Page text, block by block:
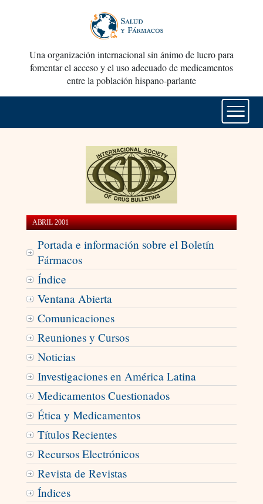
Una organización internacional sin ánimo de lucro para
fomentar el acceso y el uso adecuado de medicamentos
entre la población hispano-parlante
ABRIL 2001
Portada e información sobre el Boletín
Fármacos
Índice
Ventana Abierta
Comunicaciones
Reuniones y Cursos
Noticias
Investigaciones en América Latina
Medicamentos Cuestionados
Ética y Medicamentos
Títulos Recientes
Recursos Electrónicos
Revista de Revistas
Índices